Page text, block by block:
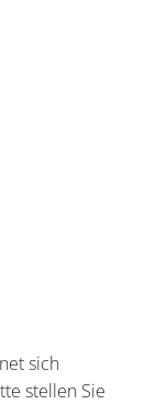
sich
stellen Sie